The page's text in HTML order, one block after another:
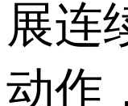
展连
动作